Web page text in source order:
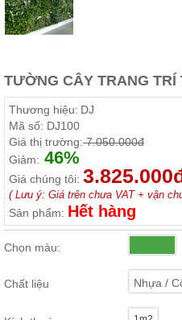
rượu,
Bàn
trà...
Thất
Phòng
Ngủ
Giường
ngủ, tủ
áo, bàn
trang
điểm
Nội
Thất
Phòng
Bàn
ăn,
TƯỜNG CÂY TRANG
Thương hiệu: DJ
Mã số: DJ100
Giá thị trường:7.050.000đ
Giảm: 46%
Giá chúng tôi:
( Lưu ý: Giá trên chưa VAT + vận
Sản phẩm: Hết hàng
Chọn màu:
Chất liệu Nhựa /